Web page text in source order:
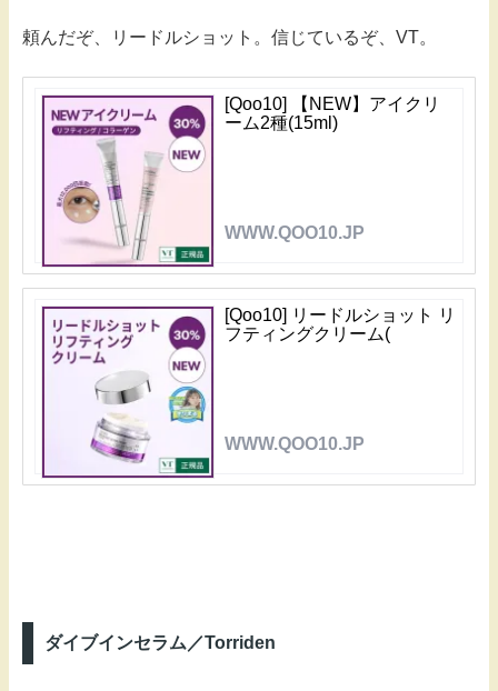
頼んだぞ、リードルショット。信じているぞ、VT。
[Qoo10] 【NEW】アイクリ
ーム2種(15ml)
WWW.QOO10.JP
[Qoo10] リードルショット リ
フティングクリーム(
WWW.QOO10.JP
ダイブインセラム／Torriden